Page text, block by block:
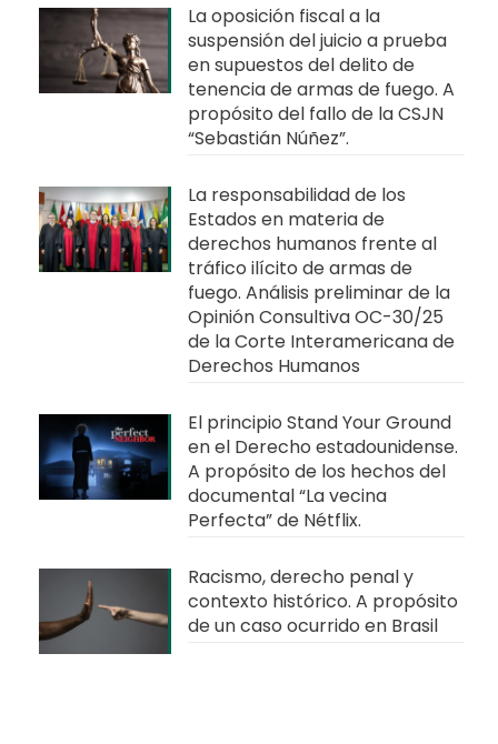
La oposición fiscal a la
suspensión del juicio a prueba
en supuestos del delito de
tenencia de armas de fuego. A
propósito del fallo de la CSJN
“Sebastián Núñez”.
La responsabilidad de los
Estados en materia de
derechos humanos frente al
tráfico ilícito de armas de
fuego. Análisis preliminar de la
Opinión Consultiva OC-30/25
de la Corte Interamericana de
Derechos Humanos
El principio Stand Your Ground
en el Derecho estadounidense.
A propósito de los hechos del
documental “La vecina
Perfecta” de Nétflix.
Racismo, derecho penal y
contexto histórico. A propósito
de un caso ocurrido en Brasil